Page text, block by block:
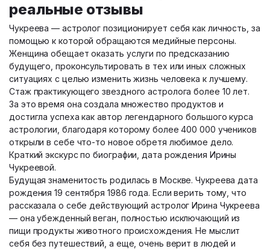
реальные отзывы
Чукреева — астролог позиционирует себя как личность, за
помощью к которой обращаются медийные персоны.
Женщина обещает оказать услуги по предсказанию
будущего, проконсультировать в тех или иных сложных
ситуациях с целью изменить жизнь человека к лучшему.
Стаж практикующего звездного астролога более 10 лет.
За это время она создала множество продуктов и
достигла успеха как автор легендарного большого курса
астрологии, благодаря которому более 400 000 учеников
открыли в себе что-то новое обретя любимое дело.
Краткий экскурс по биографии, дата рождения Ирины
Чукреевой.
Будущая знаменитость родилась в Москве. Чукреева дата
рождения 19 сентября 1986 года. Если верить тому, что
рассказала о себе действующий астролог Ирина Чукреева
— она убежденный веган, полностью исключающий из
пищи продукты животного происхождения. Не мыслит
себя без путешествий, а еще, очень верит в людей и